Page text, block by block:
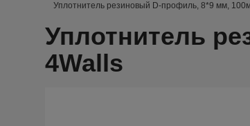
Уплотнитель резиновый D-профиль, 8*9 мм,
Уплотнитель
4Walls